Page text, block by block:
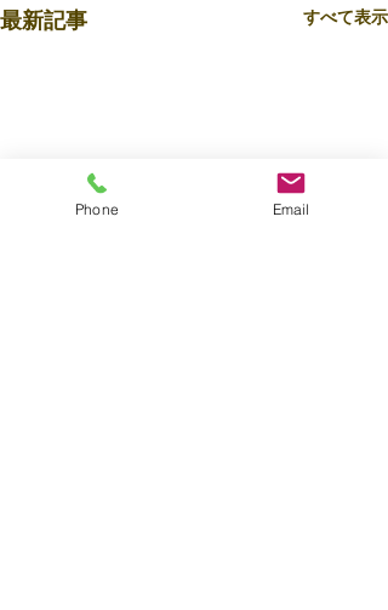
最新記事 すべて表示
Phone Email